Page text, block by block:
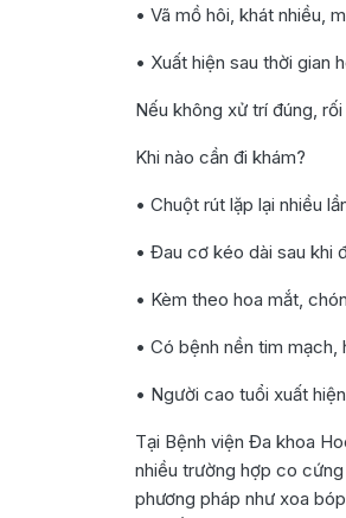
• Vã mồ hôi, khát nhiều,
• Xuất hiện sau thời gian
Nếu không xử trí đúng,
Khi nào cần đi khám?
• Chuột rút lặp lại nhiều
• Đau cơ kéo dài sau khi
• Kèm theo hoa mắt,
• Có bệnh nền tim
• Người cao tuổi xuất
Tại Bệnh viện Đa khoa
nhiều trường hợp co
phương pháp như xoa